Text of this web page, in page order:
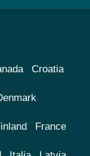
Croatia
France